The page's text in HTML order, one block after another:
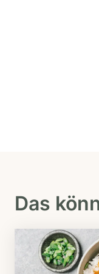
Das